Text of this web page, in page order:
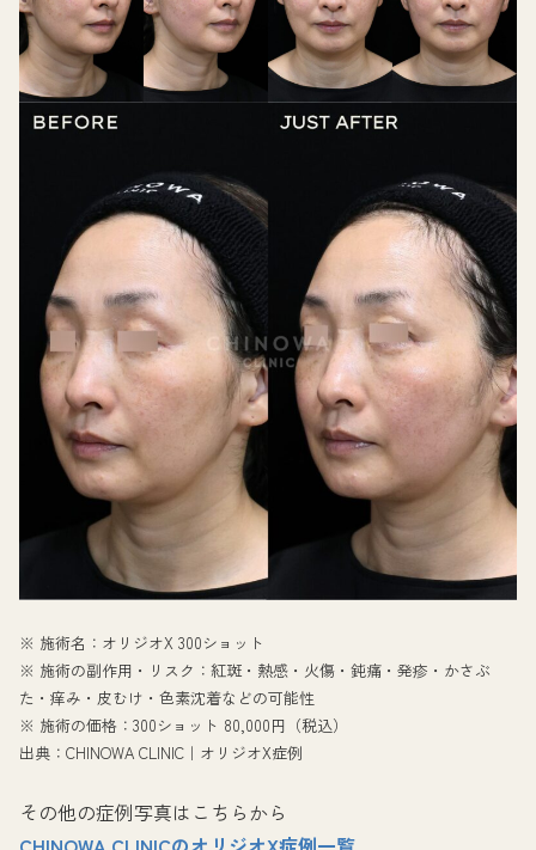
※ 施術名：オリジオX 300ショット
※ 施術の副作用・リスク：紅斑・熱感・火傷・鈍痛・発疹・かさぶ
た・痒み・皮むけ・色素沈着などの可能性
※ 施術の価格：300ショット 80,000円（税込）
出典：CHINOWA CLINIC｜オリジオX症例
その他の症例写真はこちらから